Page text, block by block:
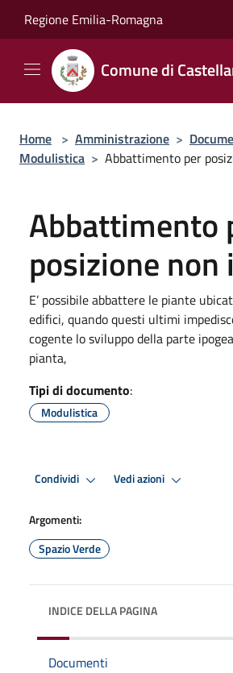
Regione Emilia-Romagna
Comune di
Home > Amministrazione >
Modulistica > Abbattimento per
Abbattimento
posizione non
E’ possibile abbattere le piante
edifici, quando questi ultimi
cogente lo sviluppo della parte
pianta,
Tipi di documento:
Modulistica
Condividi Vedi azioni
Argomenti:
Spazio Verde
INDICE DELLA PAGINA
Documenti